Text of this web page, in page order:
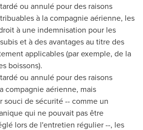
ou annulé pour des raisons
à la compagnie aérienne, les
à une indemnisation pour les
et à des avantages au titre des
applicables (par exemple, de la
boissons).
ou annulé pour des raisons
compagnie aérienne, mais
souci de sécurité -- comme un
qui ne pouvait pas être
lors de l'entretien régulier --, les